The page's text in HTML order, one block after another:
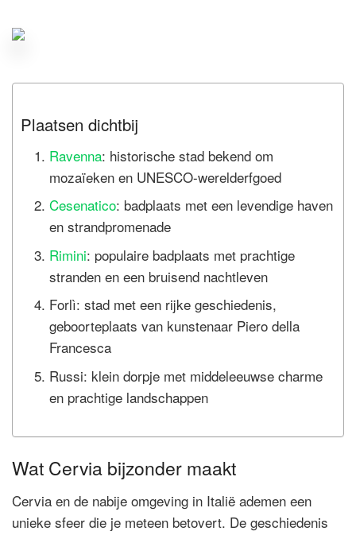
Plaatsen dichtbij
Ravenna: historische stad bekend om
mozaïeken en UNESCO-werelderfgoed
Cesenatico: badplaats met een levendige haven
en strandpromenade
Rimini: populaire badplaats met prachtige
stranden en een bruisend nachtleven
Forlì: stad met een rijke geschiedenis,
geboorteplaats van kunstenaar Piero della
Francesca
Russi: klein dorpje met middeleeuwse charme
en prachtige landschappen
Wat Cervia bijzonder maakt
Cervia en de nabije omgeving in Italië ademen een
unieke sfeer die je meteen betovert. De geschiedenis